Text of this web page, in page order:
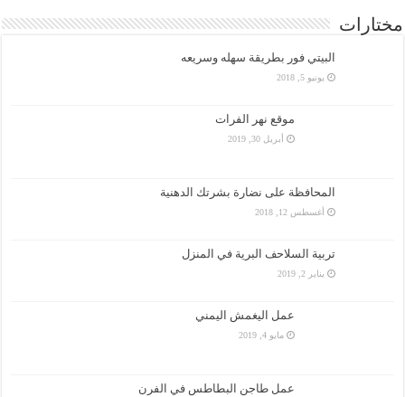
مختارات
البيتي فور بطريقة سهله وسريعه
يونيو 5, 2018
موقع نهر الفرات
أبريل 30, 2019
المحافظة على نضارة بشرتك الدهنية
أغسطس 12, 2018
تربية السلاحف البرية في المنزل
يناير 2, 2019
عمل اليغمش اليمني
مايو 4, 2019
عمل طاجن البطاطس في الفرن